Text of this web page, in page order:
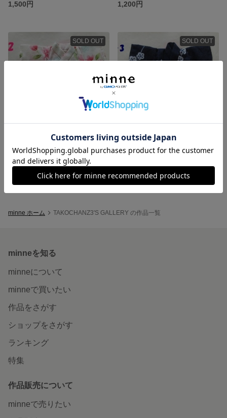
1,500円 1,200円
SOLD OUT
浴衣・帯・草履セット D-2
1,200円
SOLD OUT
浴衣と帯と草履セットC-3
1,200円
minne ホーム TAKOCHANZ3'S GALLERY の作品一覧
minneを知る
minneについて
minneで買いたい
作品をさがす
ショップをさがす
ランキング
特集
作品販売について
minneで売りたい